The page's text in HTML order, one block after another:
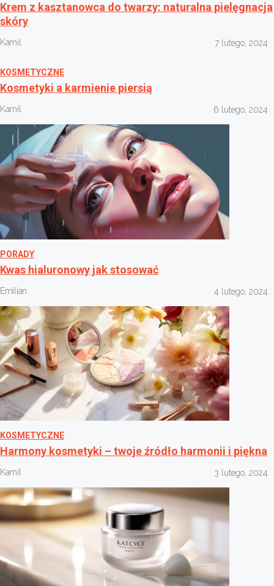
Krem z kasztanowca do twarzy: naturalna pielęgnacja
skóry
Kamil 7 lutego, 2024
KOSMETYCZNE
Kosmetyki a karmienie piersią
Kamil 6 lutego, 2024
PORADY
Kwas hialuronowy jak stosować
Emilian 4 lutego, 2024
KOSMETYCZNE
Harmony kosmetyki – twoje źródło harmonii i piękna
Kamil 3 lutego, 2024